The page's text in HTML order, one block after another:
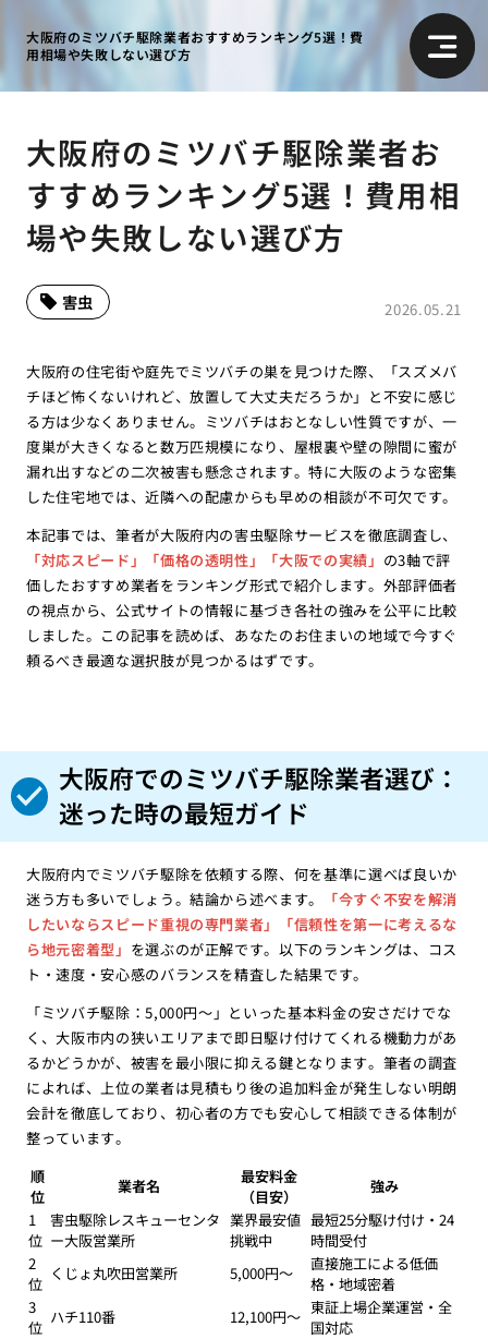
大阪府のミツバチ駆除業者おすすめランキング5選！費
用相場や失敗しない選び方
大阪府のミツバチ駆除業者お
すすめランキング5選！費用相
場や失敗しない選び方
2026.05.21
害虫
大阪府の住宅街や庭先でミツバチの巣を見つけた際、「スズメバ
チほど怖くないけれど、放置して大丈夫だろうか」と不安に感じ
る方は少なくありません。ミツバチはおとなしい性質ですが、一
度巣が大きくなると数万匹規模になり、屋根裏や壁の隙間に蜜が
漏れ出すなどの二次被害も懸念されます。特に大阪のような密集
した住宅地では、近隣への配慮からも早めの相談が不可欠です。
本記事では、筆者が大阪府内の害虫駆除サービスを徹底調査し、
「対応スピード」「価格の透明性」「大阪での実績」 の3軸で評
価したおすすめ業者をランキング形式で紹介します。外部評価者
の視点から、公式サイトの情報に基づき各社の強みを公平に比較
しました。この記事を読めば、あなたのお住まいの地域で今すぐ
頼るべき最適な選択肢が見つかるはずです。
大阪府でのミツバチ駆除業者選び：
迷った時の最短ガイド
大阪府内でミツバチ駆除を依頼する際、何を基準に選べば良いか
迷う方も多いでしょう。結論から述べます。
「今すぐ不安を解消
したいならスピード重視の専門業者」「信頼性を第一に考えるな
ら地元密着型」 を選ぶのが正解です。以下のランキングは、コス
ト・速度・安心感のバランスを精査した結果です。
「ミツバチ駆除：5,000円〜」といった基本料金の安さだけでな
く、大阪市内の狭いエリアまで即日駆け付けてくれる機動力があ
るかどうかが、被害を最小限に抑える鍵となります。筆者の調査
によれば、上位の業者は見積もり後の追加料金が発生しない明朗
会計を徹底しており、初心者の方でも安心して相談できる体制が
整っています。
順
位
業者名
最安料金
（目安）
強み
1
位
害虫駆除レスキューセンタ
ー大阪営業所
業界最安値
挑戦中
最短25分駆け付け・24
時間受付
2
位
くじょ丸吹田営業所 5,000円〜
直接施工による低価
格・地域密着
3
位
ハチ110番 12,100円〜 東証上場企業運営・全
国対応